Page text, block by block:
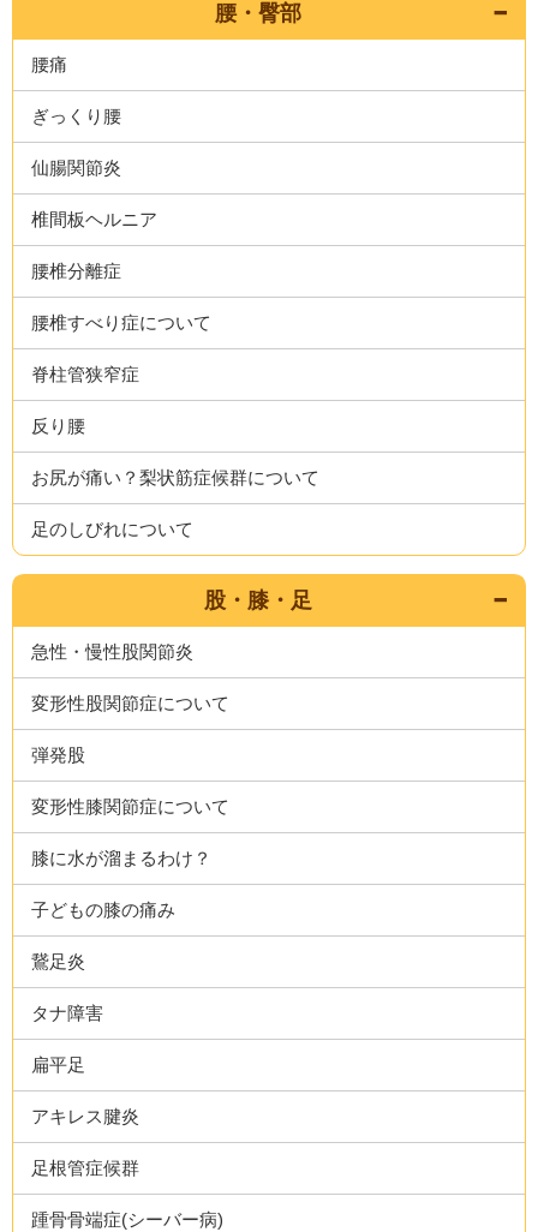
腰・臀部
腰痛
ぎっくり腰
仙腸関節炎
椎間板ヘルニア
腰椎分離症
腰椎すべり症について
脊柱管狭窄症
反り腰
お尻が痛い？梨状筋症候群について
足のしびれについて
股・膝・足
急性・慢性股関節炎
変形性股関節症について
弾発股
変形性膝関節症について
膝に水が溜まるわけ？
子どもの膝の痛み
鵞足炎
タナ障害
扁平足
アキレス腱炎
足根管症候群
踵骨骨端症(シーバー病)